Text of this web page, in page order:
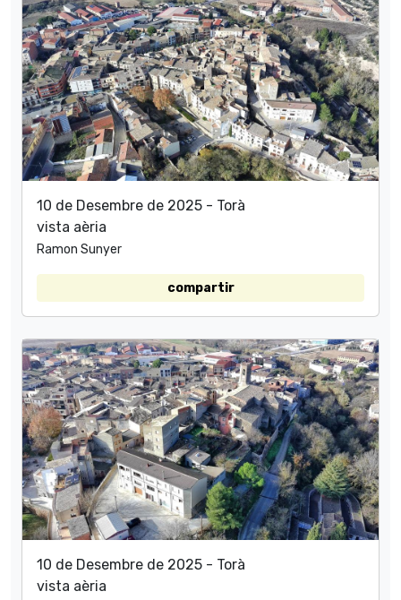
10 de Desembre de 2025 - Torà
vista aèria
Ramon Sunyer
compartir
10 de Desembre de 2025 - Torà
vista aèria